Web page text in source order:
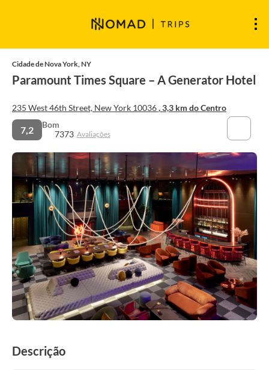
Cidade de Nova York, NY
Paramount Times Square – A Generator Hotel
235 West 46th Street, New York 10036, 3,3 km do Centro
7,2
Bom
7373 Avaliações
Descrição